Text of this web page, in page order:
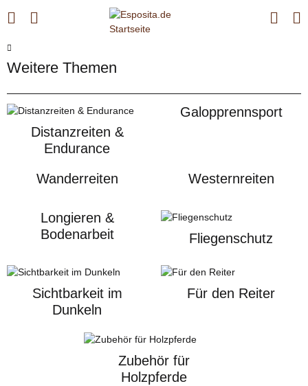
Weitere Themen
Distanzreiten &
Endurance
Galopprennsport
Wanderreiten Westernreiten
Longieren &
Bodenarbeit
Fliegenschutz
Sichtbarkeit im
Dunkeln
Für den Reiter
Zubehör für
Holzpferde